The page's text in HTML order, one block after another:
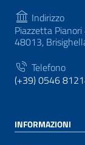
Indirizzo
Piazzetta Pianori
48013,
Telefono
(+39) 0546
INFORMAZIONI